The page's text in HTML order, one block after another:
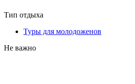
Тип отдыха
Туры для молодоженов
Не важно